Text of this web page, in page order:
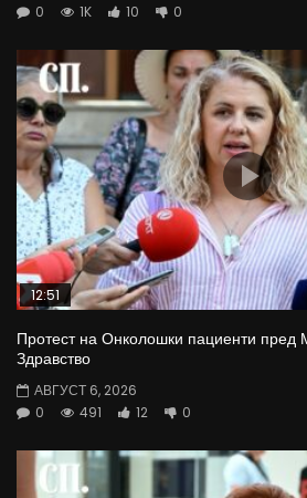
0
1K 10 0
12:51
Протест на Онколошки пациенти пред
Здравство
АВГУСТ 6, 2026
0
491 12 0